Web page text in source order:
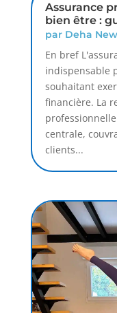
Assurance
bien être :
par Deha
En bref
indispensable
souhaitant
financière. La
centrale,
clients...